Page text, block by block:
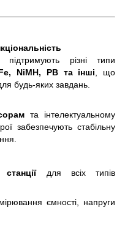
підтримують різні типи
NiMH, PB та інші, що
будь-яких завдань.
та інтелектуальному
забезпечують стабільну
для всіх типів
ємності, напруги